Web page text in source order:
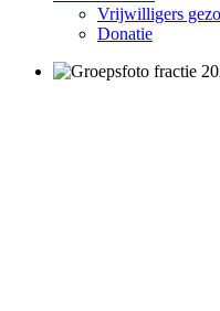
Vrijwilligers
Donatie